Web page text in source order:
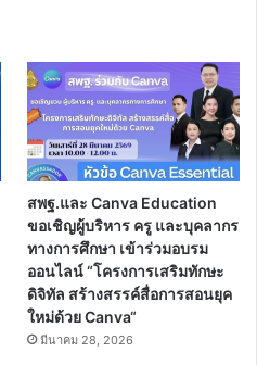
สพฐ.และ Canva Education
ขอเชิญผู้บริหาร ครู และบุคลากร
ทางการศึกษา เข้าร่วมอบรม
ออนไลน์ “โครงการเสริมทักษะ
ดิจิทัล สร้างสรรค์สื่อการสอนยุค
ใหม่ด้วย Canva“
มีนาคม 28, 2026